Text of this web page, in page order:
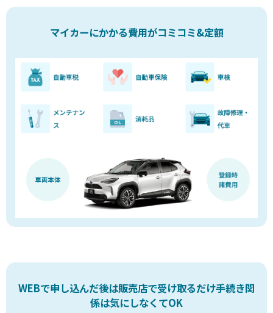
マイカーにかかる費用がコミコミ&定額
WEBで申し込んだ後は販売店で受け取るだけ手続き関
係は気にしなくてOK